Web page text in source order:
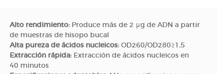
Alto rendimiento: Produce más de 2 μg de ADN a partir
de muestras de hisopo bucal
Alta pureza de ácidos nucleicos: OD260/OD280≥1,5
Extracción rápida: Extracción de ácidos nucleicos en
40 minutos